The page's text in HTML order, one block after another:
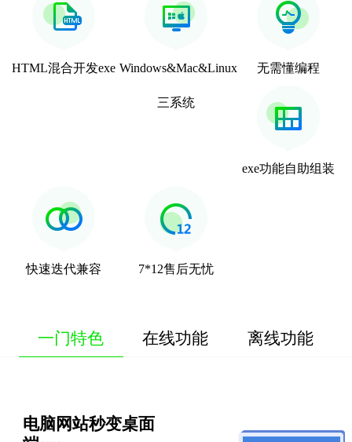
HTML混合开发exe Windows&Mac&Linux
三系统
无需懂编程
exe功能自助组装
快速迭代兼容 7*12售后无忧
一门特色 在线功能 离线功能
电脑网站秒变桌面